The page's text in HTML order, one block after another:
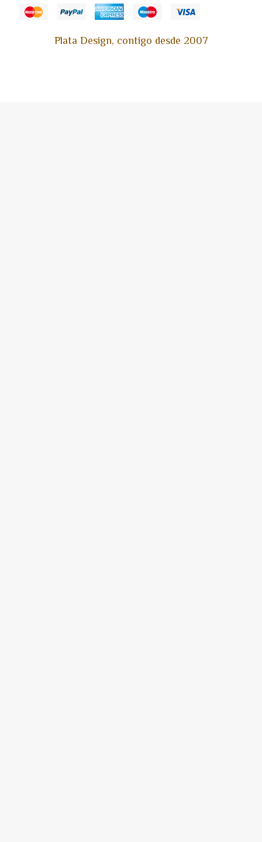
Plata Design, contigo desde 2007